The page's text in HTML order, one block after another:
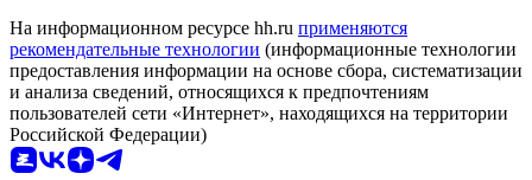
На информационном ресурсе hh.ru применяются
рекомендательные технологии (информационные технологии
предоставления информации на основе сбора, систематизации
и анализа сведений, относящихся к предпочтениям
пользователей сети «Интернет», находящихся на территории
Российской Федерации)